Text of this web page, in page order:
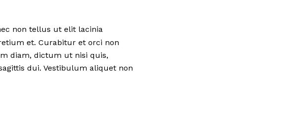
non tellus ut elit lacinia
et. Curabitur et orci non
diam, dictum ut nisi quis,
dui. Vestibulum aliquet non